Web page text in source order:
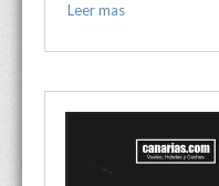
Leer mas